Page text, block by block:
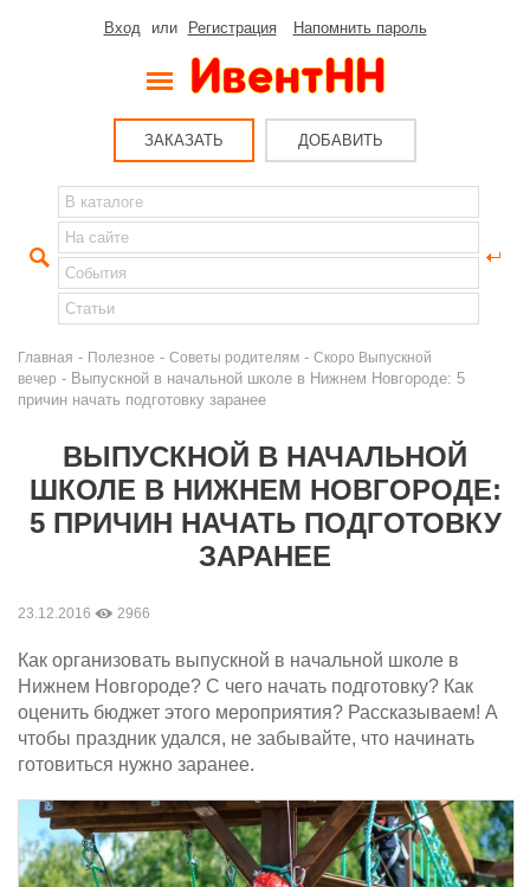
Вход или Регистрация Напомнить пароль
ЗАКАЗАТЬ ДОБАВИТЬ
Главная - Полезное - Советы родителям - Скоро Выпускной
вечер - Выпускной в начальной школе в Нижнем Новгороде: 5
причин начать подготовку заранее
ВЫПУСКНОЙ В НАЧАЛЬНОЙ
ШКОЛЕ В НИЖНЕМ НОВГОРОДЕ:
5 ПРИЧИН НАЧАТЬ ПОДГОТОВКУ
ЗАРАНЕЕ
23.12.2016 2966
Как организовать выпускной в начальной школе в
Нижнем Новгороде? С чего начать подготовку? Как
оценить бюджет этого мероприятия? Рассказываем! А
чтобы праздник удался, не забывайте, что начинать
готовиться нужно заранее.